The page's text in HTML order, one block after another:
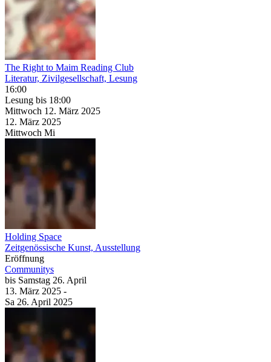
The Right to Maim Reading Club
Literatur, Zivilgesellschaft, Lesung
16:00
Lesung bis 18:00
Mittwoch 12. März 2025
12. März 2025
Mittwoch Mi
Holding Space
Zeitgenössische Kunst, Ausstellung
Eröffnung
Communitys
bis Samstag 26. April
13. März 2025 -
Sa 26. April 2025